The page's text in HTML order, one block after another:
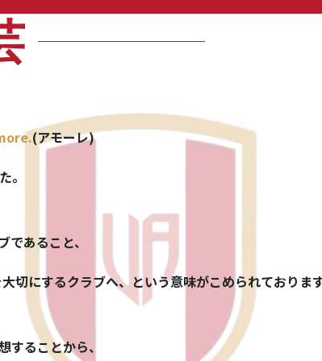
(アモーレ)
。
あること、
切にするクラブへ、という意味がこめられておりま
ることから、